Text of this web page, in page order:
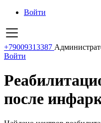
Войти
+79009313387
Войти
после